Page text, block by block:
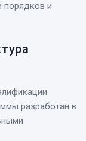
порядков и
разработан в